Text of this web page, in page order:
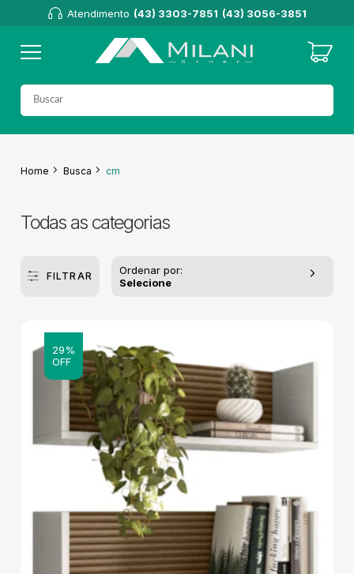
Atendimento (43) 3303-7851 (43) 3056-3851
Home Busca cm
Todas as categorias
FILTRAR
Ordenar por:
Selecione
29%
OFF